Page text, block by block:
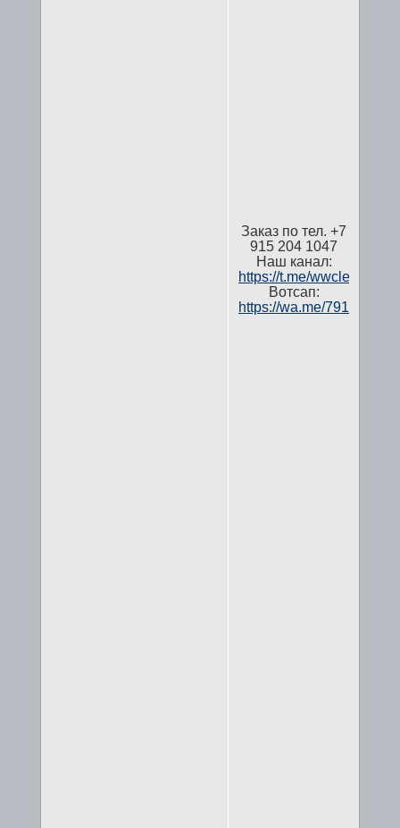
Заказ по тел. +7
915 204 1047
Наш канал:
https://t.me/wwcleaning
Вотсап:
https://wa.me/